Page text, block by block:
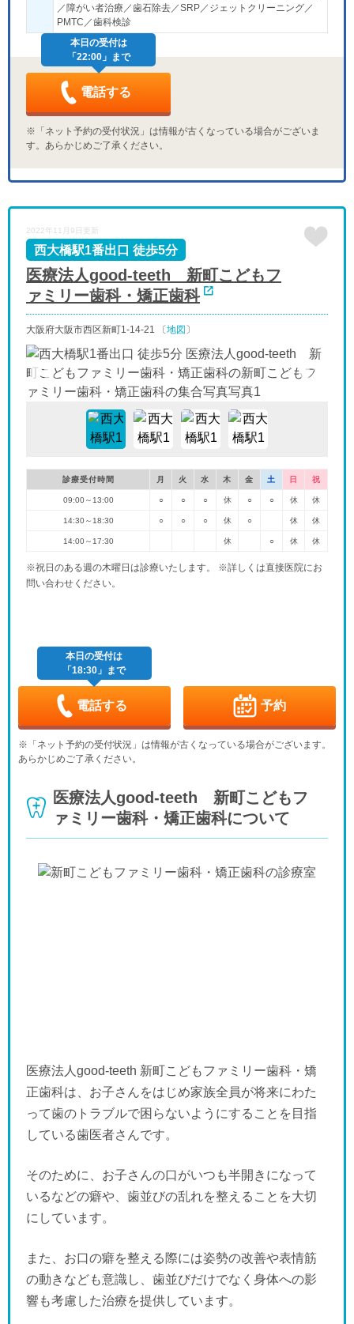
／障がい者治療／歯石除去／SRP／ジェットクリーニング／
PMTC／歯科検診
本日の受付は
「22:00」まで
電話する
※「ネット予約の受付状況」は情報が古くなっている場合がございま
す。あらかじめご了承ください。
2022年11月9日更新
医療法人good-teeth 新町こどもフ
ァミリー歯科・矯正歯科
西大橋駅1番出口 徒歩5分
大阪府大阪市西区新町1-14-21 〔地図 〕
診療受付時間 月 火 水 木 金 土 日 祝
09:00～13:00 ○ ○ ○ 休 ○ ○ 休 休
14:30～18:30 ○ ○ ○ 休 ○ 休 休
14:00～17:30 休 ○ 休 休
※祝日のある週の木曜日は診療いたします。 ※詳しくは直接医院にお
問い合わせください。
本日の受付は
「18:30」まで
電話する 予約
※「ネット予約の受付状況」は情報が古くなっている場合がございます。
あらかじめご了承ください。
医療法人good-teeth 新町こどもフ
ァミリー歯科・矯正歯科について
医療法人good-teeth 新町こどもファミリー歯科・矯
正歯科は、お子さんをはじめ家族全員が将来にわた
って歯のトラブルで困らないようにすることを目指
している歯医者さんです。
そのために、お子さんの口がいつも半開きになって
いるなどの癖や、歯並びの乱れを整えることを大切
にしています。
また、お口の癖を整える際には姿勢の改善や表情筋
の動きなども意識し、歯並びだけでなく身体への影
響も考慮した治療を提供しています。